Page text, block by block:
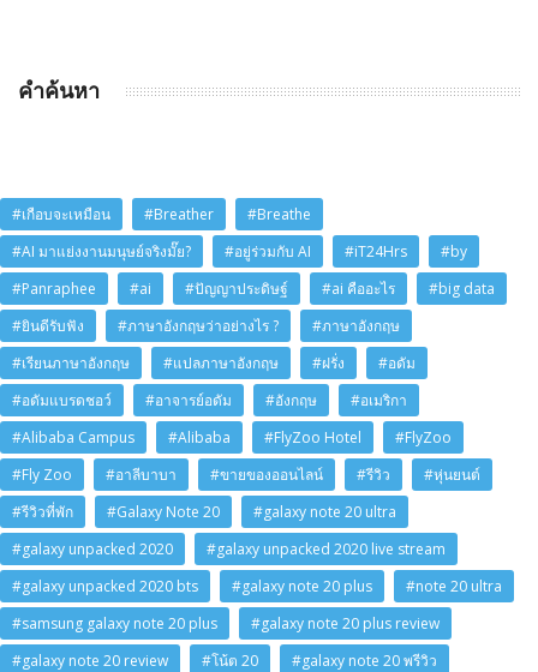
คำค้นหา
#เกือบจะเหมือน #Breather
#Breathe
#AI มาแย่งงานมนุษย์จริงมั๊ย?
#อยู่ร่วมกับ AI #iT24Hrs
#by
#Panraphee
#ai #ปัญญาประดิษฐ์ #ai คืออะไร
#big data
#ยินดีรับฟัง
#ภาษาอังกฤษว่าอย่างไร ?
#ภาษาอังกฤษ
#เรียนภาษาอังกฤษ
#แปลภาษาอังกฤษ #ฝรั่ง
#อดัม
#อดัมแบรดชอว์
#อาจารย์อดัม #อังกฤษ
#อเมริกา
#Alibaba Campus
#Alibaba #FlyZoo Hotel
#FlyZoo
#Fly Zoo
#อาลีบาบา #ขายของออนไลน์ #รีวิว
#หุ่นยนต์
#รีวิวที่พัก
#Galaxy Note 20
#galaxy note 20 ultra
#galaxy unpacked 2020
#galaxy unpacked 2020 live stream
#galaxy unpacked 2020 bts
#galaxy note 20 plus
#note 20 ultra
#samsung galaxy note 20 plus
#galaxy note 20 plus review
#galaxy note 20 review
#โน้ต 20
#galaxy note 20 พรีวิว